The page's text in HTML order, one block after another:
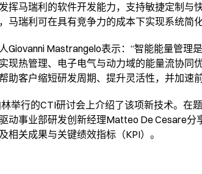
挥马瑞利的软件开发能力，支持敏捷定制与
马瑞利可在具有竞争力的成本下实现系统简
Giovanni Mastrangelo表示：“智能能量管理
现热管理、电子电气与动力域的能量流协同
助客户缩短研发周期、提升灵活性，并加速
举行的CTI研讨会上介绍了该项新技术。在
动事业部研发创新经理Matteo De Cesare
相关成果与关键绩效指标（KPI）。